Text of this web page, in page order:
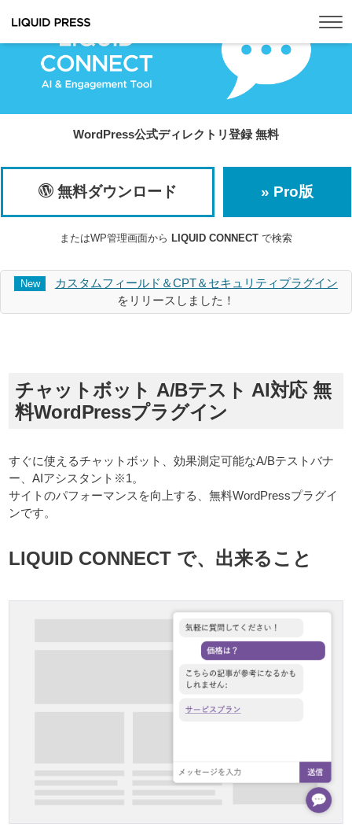
WordPress公式ディレクトリ登録 無料
無料ダウンロード » Pro版
またはWP管理画面から LIQUID CONNECT で検索
New
カスタムフィールド＆CPT＆セキュリティプラグイン
をリリースしました！
チャットボット A/Bテスト AI対応 無
料WordPressプラグイン
すぐに使えるチャットボット、効果測定可能なA/Bテストバナ
ー、AIアシスタント※1。
サイトのパフォーマンスを向上する、無料WordPressプラグイ
ンです。
LIQUID CONNECT で、出来ること